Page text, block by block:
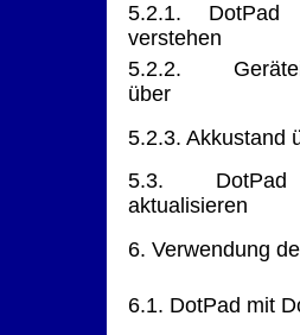
5.2.1. DotPad
verstehen
5.2.2.
über
5.2.3. Akkustand
5.3. DotPad
aktualisieren
6. Verwendung
6.1. DotPad mit